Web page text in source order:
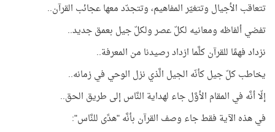
تتعاقب الأجيال وتتغيّر المفاهيم، وتتجدّد معها عجائب القرآن..
تفضي ألفاظه ومعانيه لكلّ عصر ولكلّ جيل بعمق جديد..
نزداد فهمًا للقرآن كلَّما ازداد رصيدنا من المعرفة..
يخاطب كلّ جيل كأنّه الجيل الَّذي نزل الوحي في زمانه..
إلّا أنَّه في المقام الأوَّل جاء لهداية النَّاس إلى طريق الحق..
في هذه الآية فقط جاء وصف القرآن بأنَّه "هدًى للنَّاس":